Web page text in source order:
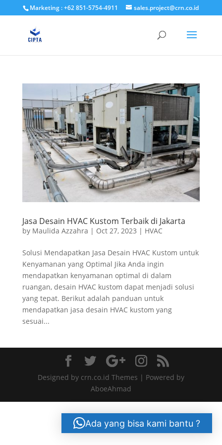
Marketing : +62 851-5754-4911 sales.project@crn.co.id
Jasa Desain HVAC Kustom Terbaik di Jakarta
by Maulida Azzahra | Oct 27, 2023 | HVAC
Solusi Mendapatkan Jasa Desain HVAC Kustom untuk
Kenyamanan yang Optimal Jika Anda ingin
mendapatkan kenyamanan optimal di dalam
ruangan, desain HVAC kustom dapat menjadi solusi
yang tepat. Berikut adalah panduan untuk
mendapatkan jasa desain HVAC kustom yang
sesuai...
Designed by crn.co.id Themes | Powered by
AboeAhmad
Ada yang bisa kami bantu ?